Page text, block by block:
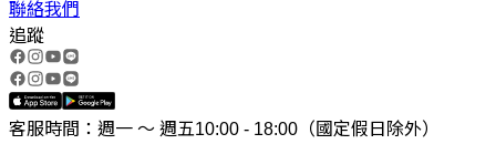
聯絡我們
追蹤
客服時間：週一 ～ 週五10:00 - 18:00（國定假日除外）